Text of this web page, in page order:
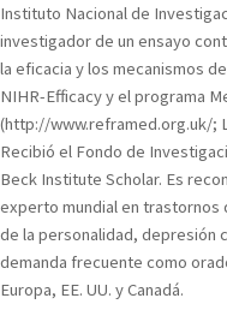
Instituto Nacional de
investigador de un ensayo
la eficacia y los mecanismos
NIHR-Efficacy y el programa
(http://www.reframed.org.uk/;
Recibió el Fondo de
Beck Institute Scholar. Es
experto mundial en
de la personalidad, depresión
demanda frecuente como
Europa, EE. UU. y Canadá.